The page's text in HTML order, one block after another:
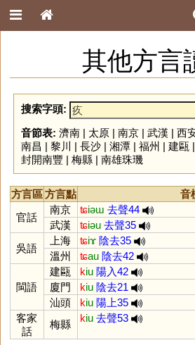
其他方言
搜索字頭:
音節表: 濟南| 太原| 南京| 武漢 | 西
南昌 | 黎川 | 長沙| 湘潭| 福州 | 建甌 |
封開南豐 | 梅縣| 南雄珠璣
方言區方言點
音
官話
南京 ʨiəɯ 去聲44
武漢
ʨiəu 去聲35
吳語
上海 ʨiɤ 陰去35
溫州
ʨau 陰去42
閩語
建甌 kiu 陽入42
廈門
kiu 陰去21
汕頭
kiu 陽上35
客家
話
梅縣
kiu 去聲53